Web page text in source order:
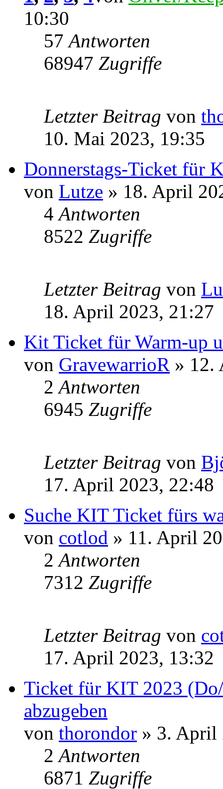
10:30
57Antworten
68947 Zugriffe
Letzter Beitrag von
10. Mai 2023, 19:35
Donnerstags-Ticket für
von Lutze » 18. April
4Antworten
8522 Zugriffe
Letzter Beitrag von
18. April 2023, 21:27
Kit Ticket für Warm-up
von GravewarrioR » 12.
2Antworten
6945 Zugriffe
Letzter Beitrag von
17. April 2023, 22:48
Suche KIT Ticket fürs
von cotlod » 11. April
2Antworten
7312 Zugriffe
Letzter Beitrag von
17. April 2023, 13:32
Ticket für KIT 2023
abzugeben
von thorondor » 3. April
2Antworten
6871 Zugriffe